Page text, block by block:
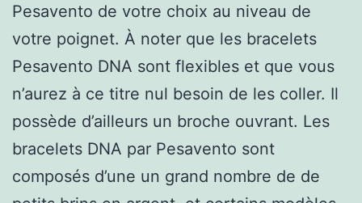
Pesavento de votre choix au niveau de
votre poignet. À noter que les bracelets
Pesavento DNA sont flexibles et que vous
n’aurez à ce titre nul besoin de les coller. Il
possède d’ailleurs un broche ouvrant. Les
bracelets DNA par Pesavento sont
composés d’une un grand nombre de de